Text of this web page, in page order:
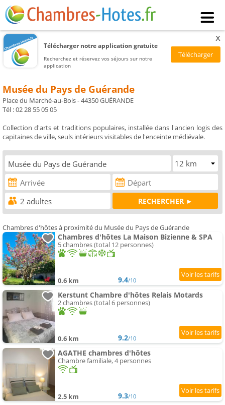
Télécharger notre application gratuite
Recherchez et réservez vos séjours sur notre
application
x
Musée du Pays de Guérande
Place du Marché-au-Bois - 44350 GUÉRANDE
Tél : 02 28 55 05 05
Collection d'arts et traditions populaires, installée dans l'ancien logis des
capitaines de ville, seuls intérieurs visitables de l'enceinte médiévale.
Chambres d'hôtes à proximité du Musée du Pays de Guérande
Chambres d'hôtes La Maison Bizienne & SPA
5 chambres (total 12 personnes)
0.6 km 9.4/10
Kerstunt Chambre d'hôtes Relais Motards
2 chambres (total 6 personnes)
0.6 km 9.2/10
AGATHE chambres d'hôtes
Chambre familiale, 4 personnes
2.5 km 9.3/10